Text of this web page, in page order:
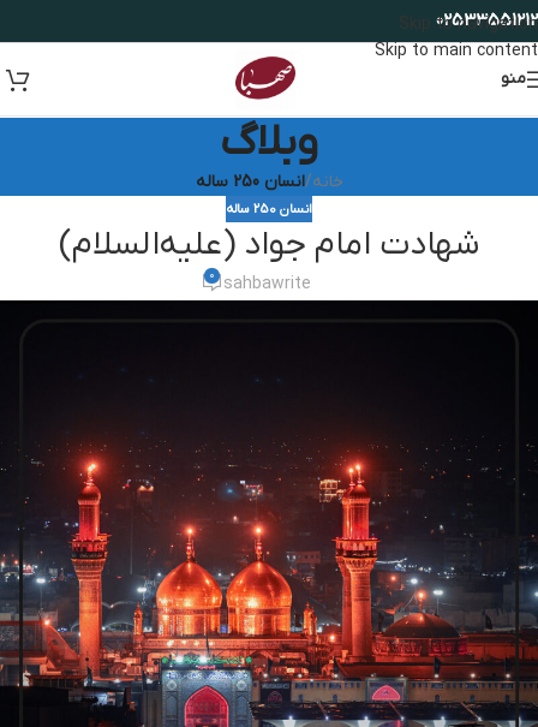
Skip to navigation
Skip to main content
02533551212
منو
وبلاگ
خانه/انسان 250 ساله
انسان 250 ساله
شهادت امام جواد (علیه‌السلام)
sahbawrite
0